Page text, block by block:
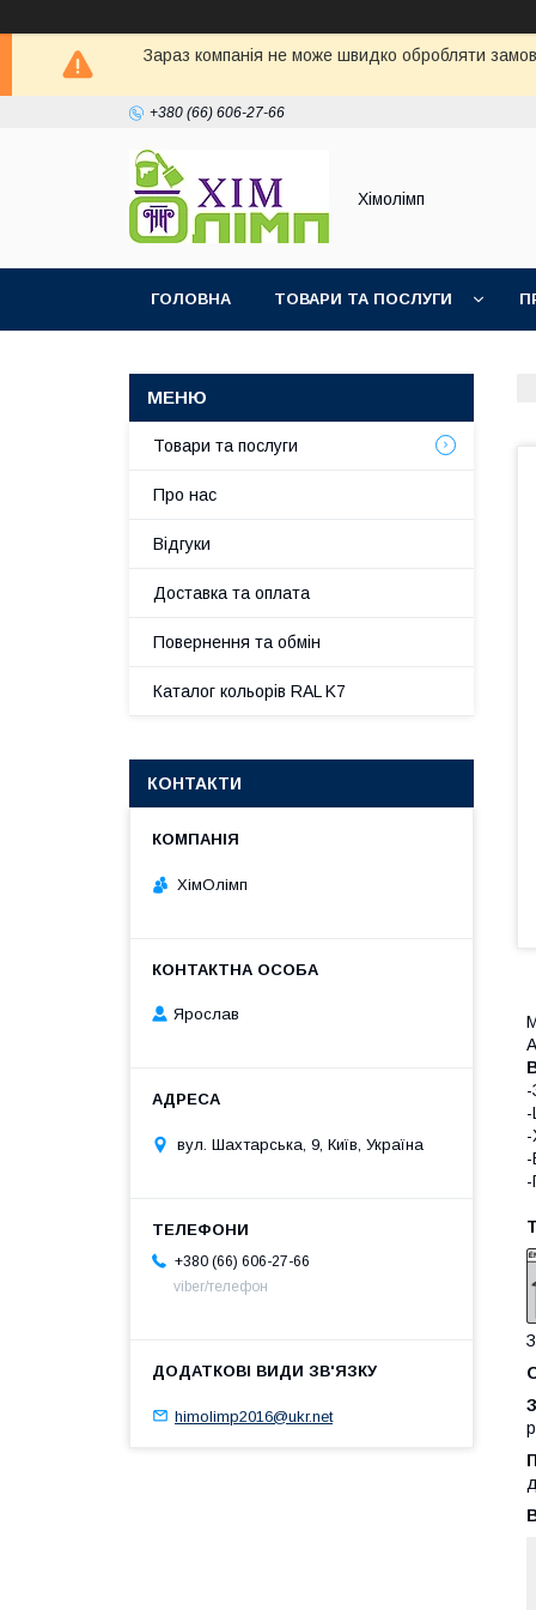
Зараз компанія не може швидко обробляти
+380 (66) 606-27-66
Хімолімп
ГОЛОВНА ТОВАРИ ТА ПОСЛУГИ
-
-
-
-
Товари та послуги
Про нас
Відгуки
Доставка та оплата
Повернення та обмін
Каталог кольорів RAL K7
КОНТАКТИ
ХімОлімп
Ярослав
вул. Шахтарська, 9, Київ, Україна
+380 (66) 606-27-66
viber/телефон
himolimp2016@ukr.net